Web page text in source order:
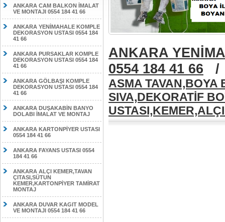
ANKARA CAM BALKON İMALAT
VE MONTAJI 0554 184 41 66
ANKARA YENİMAHALE KOMPLE
DEKORASYON USTASI 0554 184
41 66
ANKARA PURSAKLAR KOMPLE
DEKORASYON USTASI 0554 184
41 66
ANKARA GÖLBAŞI KOMPLE
DEKORASYON USTASI 0554 184
41 66
ANKARA DUŞAKABİN BANYO
DOLABI İMALAT VE MONTAJ
ANKARA KARTONPİYER USTASI
0554 184 41 66
ANKARA FAYANS USTASI 0554
184 41 66
ANKARA ALÇI KEMER,TAVAN
ÇITASI,SÜTUN
KEMER,KARTONPİYER TAMİRAT
MONTAJ
ANKARA DUVAR KAGIT MODEL
VE MONTAJI 0554 184 41 66
ANKARA
0554 184 41 66
ASMA TAVAN,BOYA
SIVA,DEKORATİF